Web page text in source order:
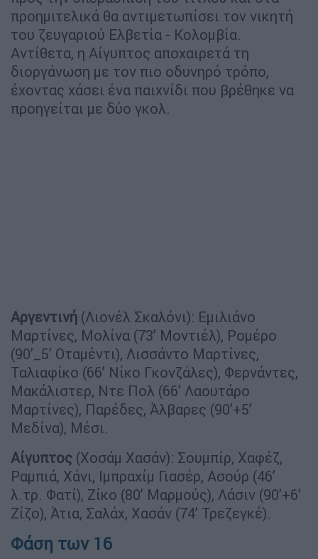
προημιτελικά θα αντιμετωπίσει τον νικητή
του ζευγαριού Ελβετία - Κολομβία.
Αντίθετα, η Αίγυπτος αποχαιρετά τη
διοργάνωση με τον πιο οδυνηρό τρόπο,
έχοντας χάσει ένα παιχνίδι που βρέθηκε να
προηγείται με δύο γκολ.
Αργεντινή (Λιονέλ Σκαλόνι): Εμιλιάνο
Μαρτίνες, Μολίνα (73’ Μοντιέλ), Ρομέρο
(90’_5’ Οταμέντι), Λισσάντο Μαρτίνες,
Ταλιαφίκο (66’ Νίκο Γκονζάλες), Φερνάντες,
Μακάλιστερ, Ντε Πολ (66’ Λαουτάρο
Μαρτίνες), Παρέδες, Άλβαρες (90’+5’
Μεδίνα), Μέσι.
Αίγυπτος (Χοσάμ Χασάν): Σουμπίρ, Χαφέζ,
Ραμπιά, Χάνι, Ιμπραχίμ Γιασέρ, Ασούρ (46’
λ.τρ. Φατί), Ζίκο (80’ Μαρμούς), Λάσιν (90’+6’
Ζίζο), Άτια, Σαλάχ, Χασάν (74’ Τρεζεγκέ).
Φάση των 16